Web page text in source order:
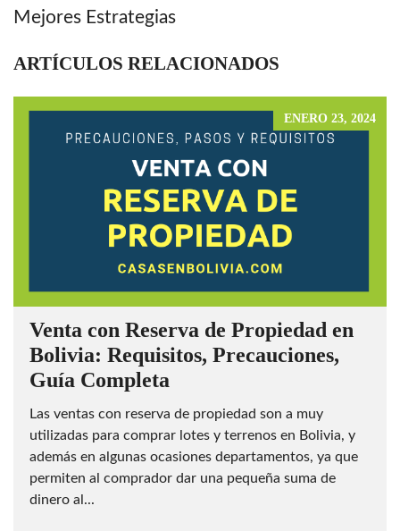
Mejores Estrategias
ARTÍCULOS RELACIONADOS
ENERO 23, 2024
Venta con Reserva de Propiedad en
Bolivia: Requisitos, Precauciones,
Guía Completa
Las ventas con reserva de propiedad son a muy
utilizadas para comprar lotes y terrenos en Bolivia, y
además en algunas ocasiones departamentos, ya que
permiten al comprador dar una pequeña suma de
dinero al...